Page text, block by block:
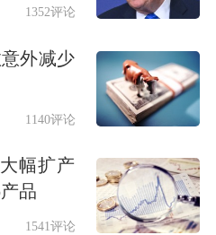
评全名单来看，目
布退出新财富评选
1352评论
外减少
1140评论
幅扩产
品
1541评论